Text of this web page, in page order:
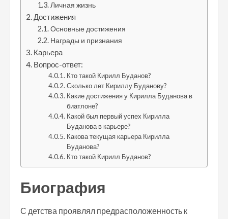
Личная жизнь
Достижения
Основные достижения
Награды и признания
Карьера
Вопрос-ответ:
Кто такой Кирилл Буданов?
Сколько лет Кириллу Буданову?
Какие достижения у Кирилла Буданова в
биатлоне?
Какой был первый успех Кирилла
Буданова в карьере?
Какова текущая карьера Кирилла
Буданова?
Кто такой Кирилл Буданов?
Биография
С детства проявлял предрасположенность к